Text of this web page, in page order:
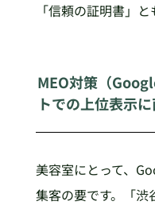
「信頼の証明書」
MEO対策（
トでの上位表示
美容室にとって、
集客の要です。「渋